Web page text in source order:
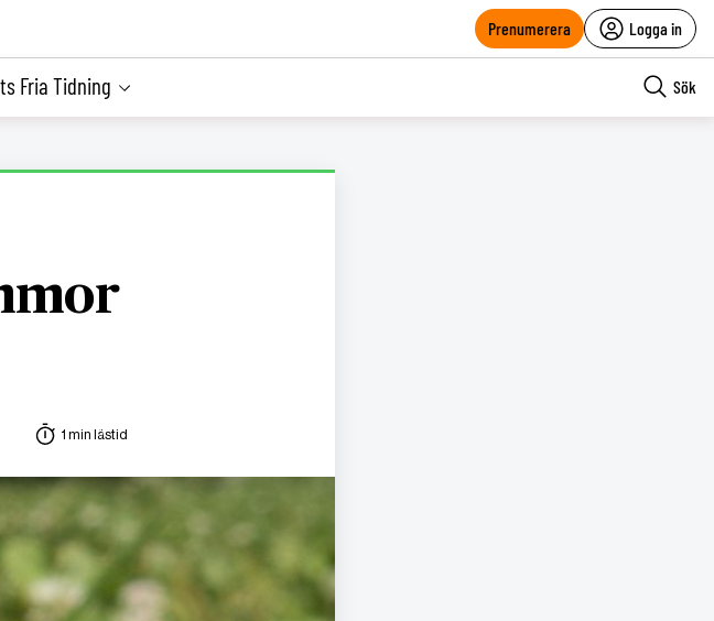
Prenumerera Logga in
Fria Tidning Sök
1 min lästid